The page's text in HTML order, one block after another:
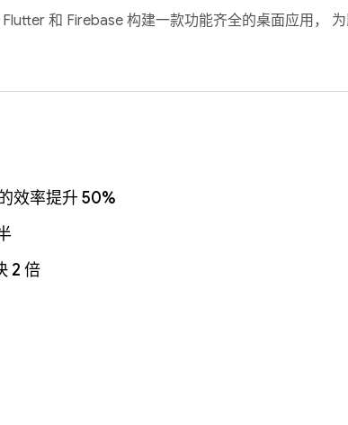
和 Firebase 构建一款功能齐全的桌面应用，
效率提升 50%
2 倍